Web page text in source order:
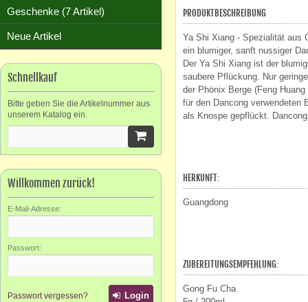
Geschenke (7 Artikel)
Neue Artikel
Schnellkauf
Bitte geben Sie die Artikelnummer aus
unserem Katalog ein.
Willkommen zurück!
E-Mail-Adresse:
Passwort:
Passwort vergessen? Login
PRODUKTBESCHREIBUNG
Ya Shi Xiang - Spezialität aus
ein blumiger, sanft nussiger
Der Ya Shi Xiang ist der
saubere Pflückung. Nur
der Phönix Berge (Feng
für den Dancong verwendeten
als Knospe gepflückt.
HERKUNFT:
Guangdong
ZUBEREITUNGSEMPFEHLUNG:
Gong Fu Cha